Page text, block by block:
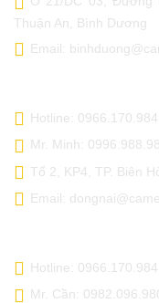
Thuận An, Bình Dương
Email:
Hotline: 0966.170.984
Mr. Minh:
Tổ 2, KP4, TP. Biên
Email:
Hotline: 0966.170.984
Mr. Cần: